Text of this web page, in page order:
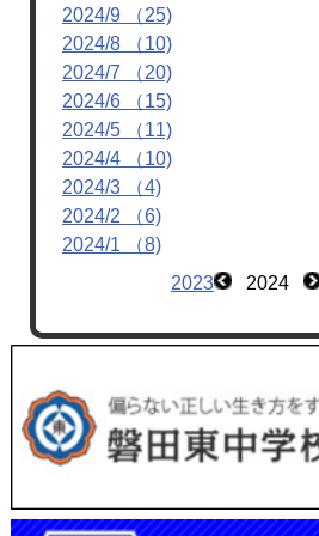
2024/9 （25)
2024/8 （10)
2024/7 （20)
2024/6 （15)
2024/5 （11)
2024/4 （10)
2024/3 （4)
2024/2 （6)
2024/1 （8)
2023
2024